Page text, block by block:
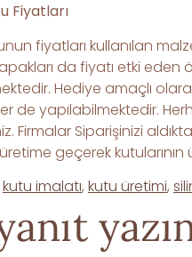
Fiyatları
fiyatları kullanılan
da fiyatı etki
Hediye amaçlı
de yapılabilmektedir.
Firmalar Siparişinizi
geçerek
kutu imalatı, kutu üretimi,